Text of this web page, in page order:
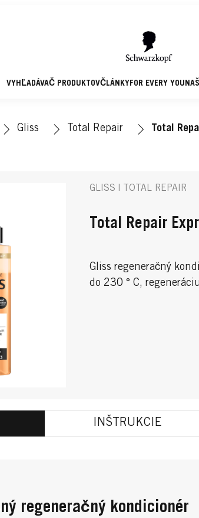
VYHĽADÁVAČ PRODUKTOVČLÁNKYFOR EVERY YOU
Gliss Total Repair Total
GLISS | TOTAL REPAIR
Total Repair
Gliss regeneračný
do 230 ° C,
INŠTRUKCIE
regeneračný kondicionér